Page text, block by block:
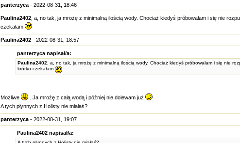
panterzyca- 2022-08-31, 18:46
Paulina2402, a, no tak, ja mrożę z minimalną ilością wody. Chociaż kiedyś próbowałam i się nie
czekałam
Paulina2402- 2022-08-31, 18:57
panterzyca napisał/a:
Paulina2402 , a, no tak, ja mrożę z minimalną ilością wody. Chociaż kiedyś próbowałam i się nie
krótko czekałam
Możliwe
. Ja mrożę z całą wodą i później nie dolewam już
A tych płynnych z Holisty nie miałaś?
panterzyca- 2022-08-31, 19:07
Paulina2402 napisał/a: